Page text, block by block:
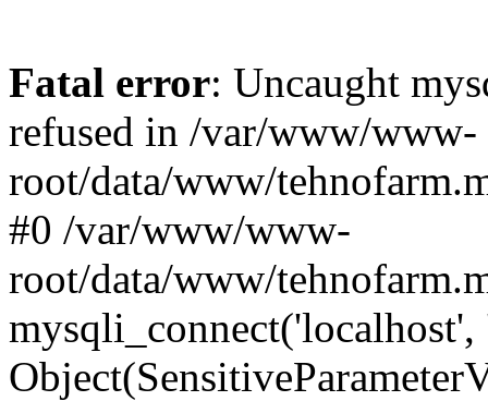
Fatal error: Uncaught
refused in /var/www/www-
root/data/www/
#0 /var/www/www-
root/data/www/
mysqli_connect('localhost',